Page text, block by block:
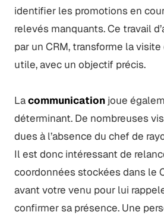
identifier les promotions en
relevés manquants. Ce travail
par un CRM, transforme la
utile, avec un objectif précis.
Lacommunicationjoue
déterminant. De nombreuses
dues à l’absence du chef de
Il est donc intéressant de
coordonnées stockées dans le
avant votre venu pour lui
confirmer sa présence. Une